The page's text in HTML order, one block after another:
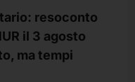
resoconto
il 3 agosto
ma tempi